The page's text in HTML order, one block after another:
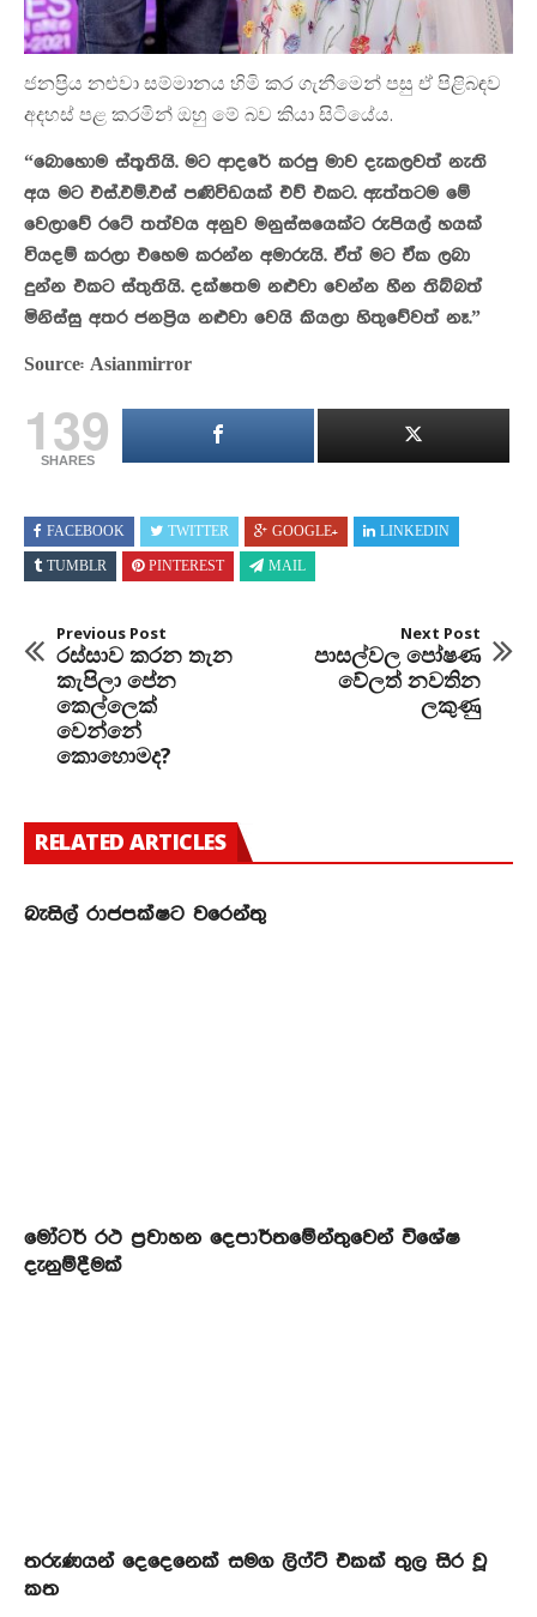
ජනප්‍රිය නළුවා සම්මානය හිමි කර ගැනීමෙන් පසු ඒ පිළිබඳව
අදහස් පළ කරමින් ඔහු මේ බව කියා සිටියේය.
“බොහොම ස්තූතියි. මට ආදරේ කරපු මාව දැකලවත් නැති
අය මට එස්.එම්.එස් පණිවිඩයක් එව් එකට. ඇත්තටම මේ
වෙලාවේ රටේ තත්වය අනුව මනුස්සයෙක්ට රුපියල් හයක්
වියදම් කරලා එහෙම කරන්න අමාරුයි. ඒත් මට ඒක ලබා
දුන්න එකට ස්තුතියි. දක්ෂතම නළුවා වෙන්න හීන තිබ්බත්
මිනිස්සු අතර ජනප්‍රිය නළුවා වෙයි කියලා හිතුවේවත් නෑ.”
Source: Asianmirror
139
SHARES
FACEBOOK TWITTER GOOGLE+ LINKEDIN
TUMBLR PINTEREST MAIL
Previous Post
රස්සාව කරන තැන
කැපිලා පේන
කෙල්ලෙක්
වෙන්නේ
කොහොමද?
Next Post
පාසල්වල පෝෂණ
වේලත් නවතින
ලකුණු
RELATED ARTICLES
බැසිල් රාජපක්ෂට වරෙන්තු
මෝටර් රථ ප්‍රවාහන දෙපාර්තමේන්තුවෙන් විශේෂ
දැනුම්දීමක්
තරුණයන් දෙදෙනෙක් සමග ලිෆ්ට් එකක් තුල සිර වූ
කත